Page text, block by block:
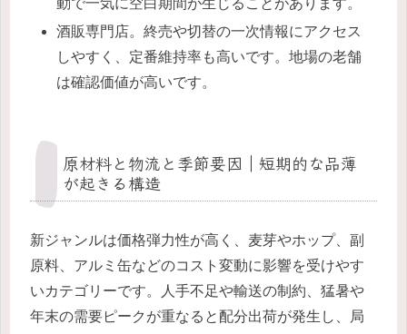
動で一気に空白期間が生じることがあります。
酒販専門店。終売や切替の一次情報にアクセス
しやすく、定番維持率も高いです。地場の老舗
は確認価値が高いです。
原材料と物流と季節要因｜短期的な品薄
が起きる構造
新ジャンルは価格弾力性が高く、麦芽やホップ、副
原料、アルミ缶などのコスト変動に影響を受けやす
いカテゴリーです。人手不足や輸送の制約、猛暑や
年末の需要ピークが重なると配分出荷が発生し、局